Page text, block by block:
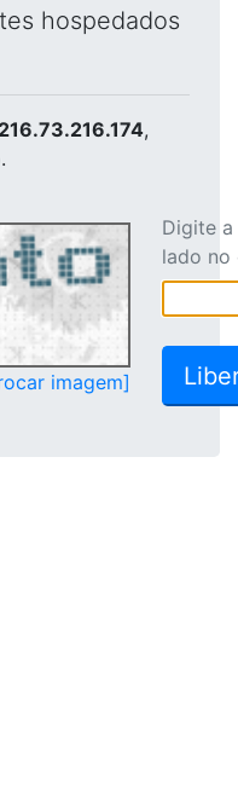
hospedados
216.73.216.174,
imagem]
Digite
lado no